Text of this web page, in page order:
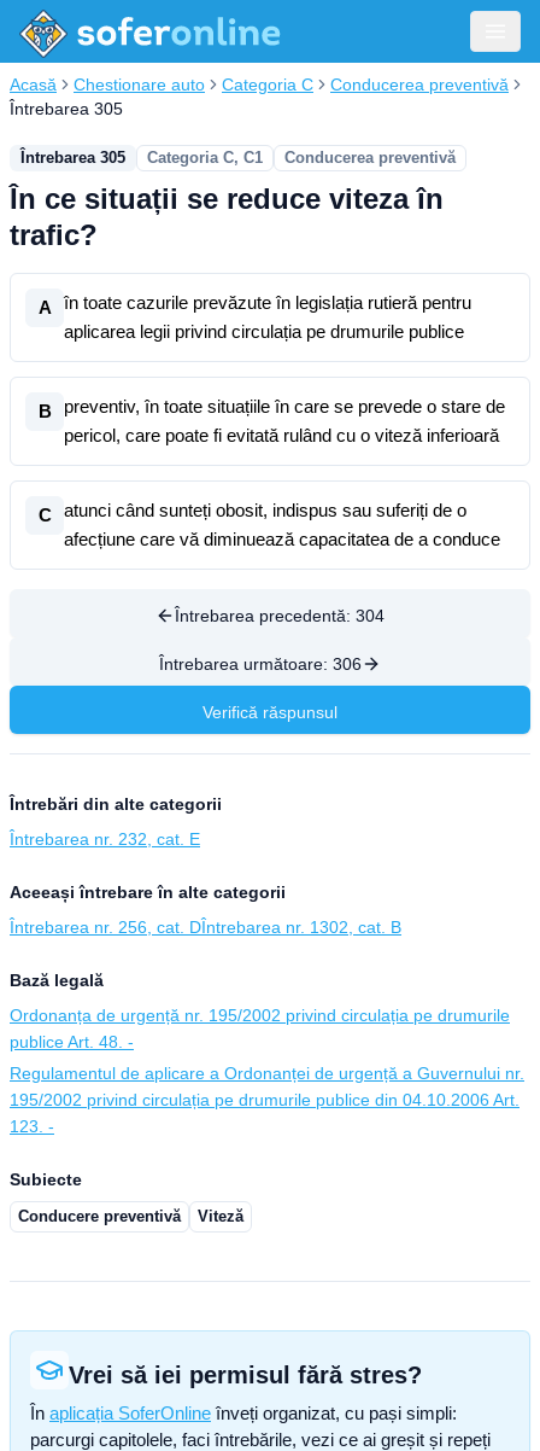
Acasă Chestionare auto Categoria C
Conducerea preventivă
Întrebarea 305
Întrebarea 305 Categoria C, C1 Conducerea preventivă
În ce situații se reduce viteza în
trafic?
A
în toate cazurile prevăzute în legislația rutieră pentru
aplicarea legii privind circulația pe drumurile publice
B
preventiv, în toate situațiile în care se prevede o stare de
pericol, care poate fi evitată rulând cu o viteză inferioară
C
atunci când sunteți obosit, indispus sau suferiți de o
afecțiune care vă diminuează capacitatea de a conduce
Întrebarea precedentă: 304
Întrebarea următoare: 306
Verifică răspunsul
Întrebări din alte categorii
Întrebarea nr. 232, cat. E
Aceeași întrebare în alte categorii
Întrebarea nr. 256, cat. DÎntrebarea nr. 1302, cat. B
Bază legală
Ordonanța de urgență nr. 195/2002 privind circulația pe drumurile
publice Art. 48. -
Regulamentul de aplicare a Ordonanței de urgență a Guvernului nr.
195/2002 privind circulația pe drumurile publice din 04.10.2006 Art.
123. -
Subiecte
Conducere preventivă Viteză
Vrei să iei permisul fără stres?
În aplicația SoferOnline înveți organizat, cu pași simpli:
parcurgi capitolele, faci întrebările, vezi ce ai greșit și repeți